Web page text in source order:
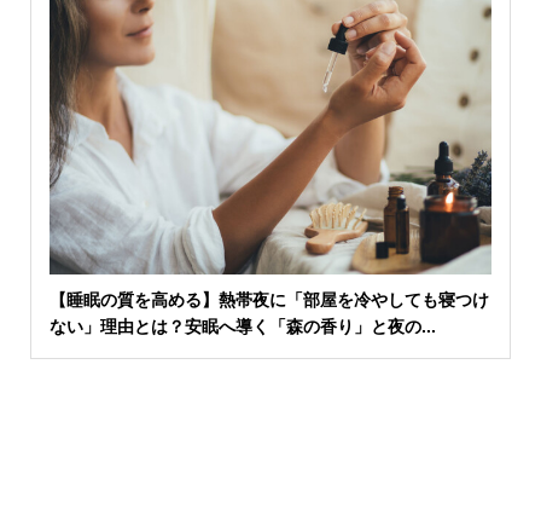
【睡眠の質を高める】熱帯夜に「部屋を冷やしても寝つけ
ない」理由とは？安眠へ導く「森の香り」と夜の...